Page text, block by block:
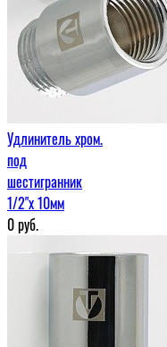
Удлинитель хром.
под
шестигранник
1/2"х 10мм
0руб.